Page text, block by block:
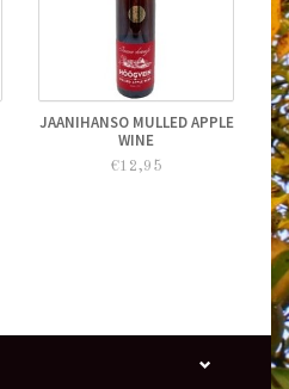
JAANIHANSO MULLED APPLE
WINE
€12,95